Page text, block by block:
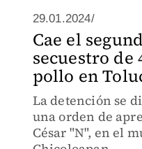
29.01.2024/
Cae el
secuestro de
pollo en
La detención se
una orden de
César "N", en el municipio de